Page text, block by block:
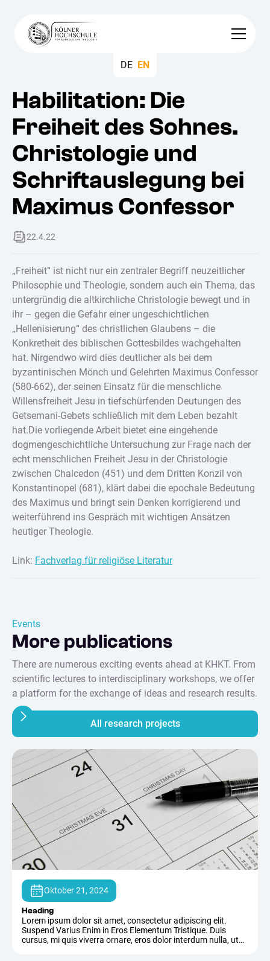
DE EN
Habilitation: Die
Freiheit des Sohnes.
Christologie und
Schriftauslegung bei
Maximus Confessor
22.4.22
„Freiheit“ ist nicht nur ein zentraler Begriff neuzeitlicher
Philosophie und Theologie, sondern auch ein Thema, das
untergründig die altkirchliche Christologie bewegt und in
ihr – gegen die Gefahr einer ungeschichtlichen
„Hellenisierung“ des christlichen Glaubens – die
Konkretheit des biblischen Gottesbildes wachgehalten
hat. Nirgendwo wird dies deutlicher als bei dem
byzantinischen Mönch und Gelehrten Maximus Confessor
(580-662), der seinen Einsatz für die menschliche
Willensfreiheit Jesu in tiefschürfenden Deutungen des
Getsemani-Gebets schließlich mit dem Leben bezahlt
hat.Die vorliegende Arbeit bietet eine eingehende
dogmengeschichtliche Untersuchung zur Frage nach der
echt menschlichen Freiheit Jesu in der Christologie
zwischen Chalcedon (451) und dem Dritten Konzil von
Konstantinopel (681), klärt dabei die epochale Bedeutung
des Maximus und bringt sein Denken korrigierend und
weiterführend ins Gespräch mit wichtigen Ansätzen
heutiger Theologie.
Link: Fachverlag für religiöse Literatur
Events
More publications
There are numerous exciting events ahead at KHKT. From
scientific lectures to interdisciplinary workshops, we offer
a platform for the exchange of ideas and research results.
All research projects
Oktober 21, 2024
Heading
Lorem ipsum dolor sit amet, consectetur adipiscing elit.
Suspend Varius Enim in Eros Elementum Tristique. Duis
cursus, mi quis viverra ornare, eros dolor interdum nulla, ut